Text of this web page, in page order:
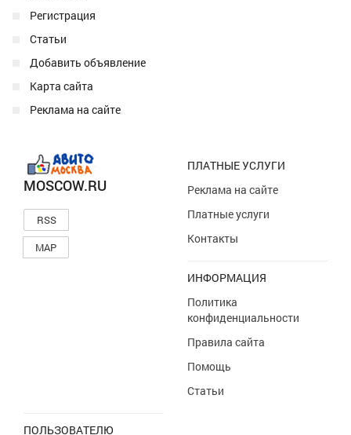
Регистрация
Статьи
Добавить объявление
Карта сайта
Реклама на сайте
MOSCOW.RU
RSS
MAP
ПЛАТНЫЕ УСЛУГИ
Реклама на сайте
Платные услуги
Контакты
ИНФОРМАЦИЯ
Политика
конфиденциальности
Правила сайта
Помощь
Статьи
ПОЛЬЗОВАТЕЛЮ